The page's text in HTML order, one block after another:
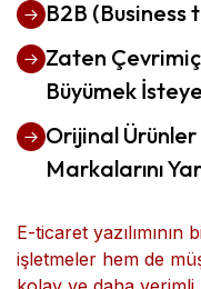
B2B (Business
Zaten
Büyümek
Orijinal
Markalarını
E-ticaret yazılımının
işletmeler hem de